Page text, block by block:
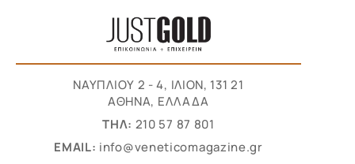
ΝΑΥΠΛΙΟΥ 2 - 4, ΙΛΙΟΝ, 131 21
ΑΘΗΝΑ, ΕΛΛΑΔΑ
ΤΗΛ: 210 57 87 801
EMAIL: info@veneticomagazine.gr